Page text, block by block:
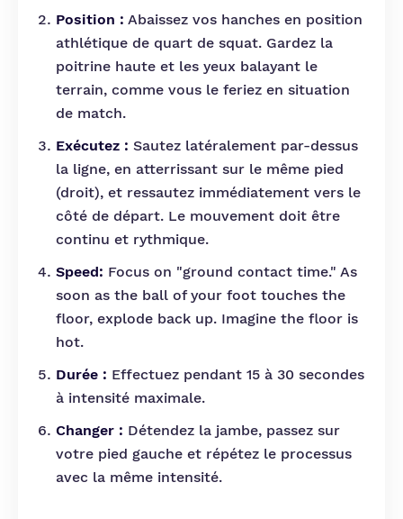
Position : Abaissez vos hanches en position
athlétique de quart de squat. Gardez la
poitrine haute et les yeux balayant le
terrain, comme vous le feriez en situation
de match.
Exécutez : Sautez latéralement par-dessus
la ligne, en atterrissant sur le même pied
(droit), et ressautez immédiatement vers le
côté de départ. Le mouvement doit être
continu et rythmique.
Speed: Focus on "ground contact time." As
soon as the ball of your foot touches the
floor, explode back up. Imagine the floor is
hot.
Durée : Effectuez pendant 15 à 30 secondes
à intensité maximale.
Changer : Détendez la jambe, passez sur
votre pied gauche et répétez le processus
avec la même intensité.